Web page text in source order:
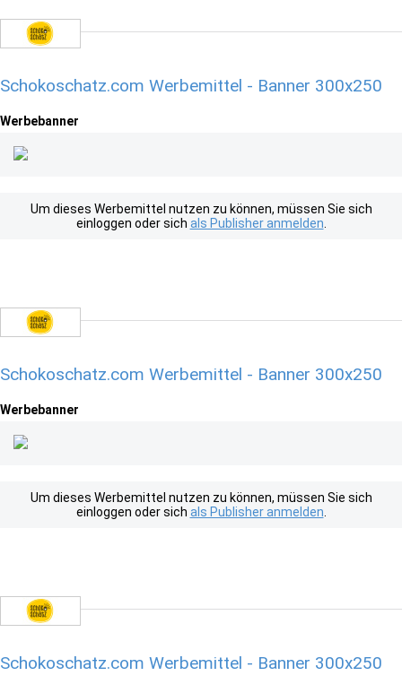
Schokoschatz.com Werbemittel - Banner 300x250
Werbebanner
Um dieses Werbemittel nutzen zu können, müssen Sie sich
einloggen oder sich als Publisher anmelden
Schokoschatz.com Werbemittel - Banner 300x250
Werbebanner
Um dieses Werbemittel nutzen zu können, müssen Sie sich
einloggen oder sich als Publisher anmelden
Schokoschatz.com Werbemittel - Banner 300x250